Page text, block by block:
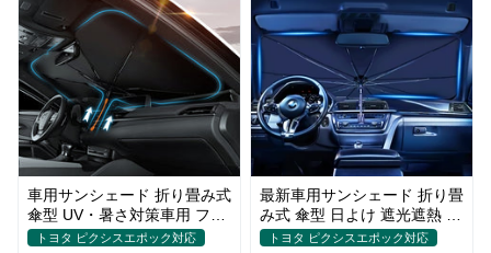
車用サンシェード 折り畳み式
傘型 UV・暑さ対策車用 フロ
ントカバー 収納簡単 おすす
トヨタ ピクシスエポック対応
最新車用サンシェード 折り畳
み式 傘型 日よけ 遮光遮熱 放
熱効果倍増 収納ポーチ付き
トヨタ ピクシスエポック対応